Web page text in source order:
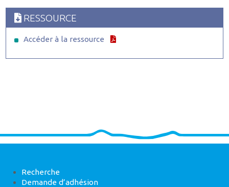
RESSOURCE
Accéder à la ressource
Recherche
Demande d’adhésion